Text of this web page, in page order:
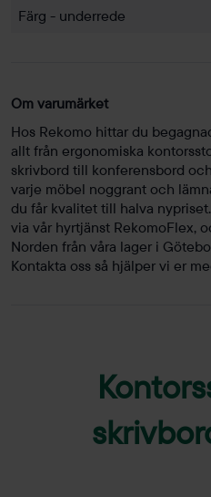
Färg - underrede
Om varumärket
Hos Rekomo hittar du
allt från ergonomiska
skrivbord till konferensbord
varje möbel noggrant och
du får kvalitet till halva
via vår hyrtjänst RekomoFlex,
Norden från våra lager i
Kontakta oss så hjälper vi er